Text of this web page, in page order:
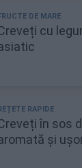
cu
în sos
și